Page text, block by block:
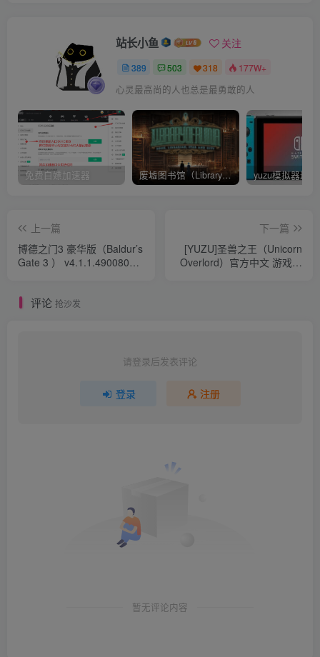
站长小鱼 关注
389 503 318 177W+
心灵最高尚的人也总是最勇敢的人
免费白嫖加速器 废墟图书馆（Library Of Ruina）v1.1.0.6a13 官中 附yuzu模拟器 本体+1.0.3升补
上一篇
博德之门3 豪华版（Baldur’s
Gate 3 ） v4.1.1.4900808
下一篇
[YUZU]圣兽之王（Unicorn
Overlord）官方中文 游戏本
评论 抢沙发
请登录后发表评论
登录 注册
暂无评论内容